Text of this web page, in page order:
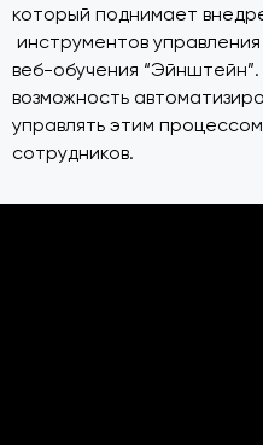
который поднимает
инструментов
веб-обучения
возможность
управлять этим
сотрудников.